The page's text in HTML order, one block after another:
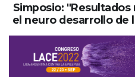
Simposio:
el neuro desarrollo de